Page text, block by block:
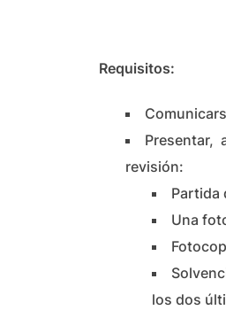
Requisitos:
Presentar,
revisión:
Partida
Una
los dos